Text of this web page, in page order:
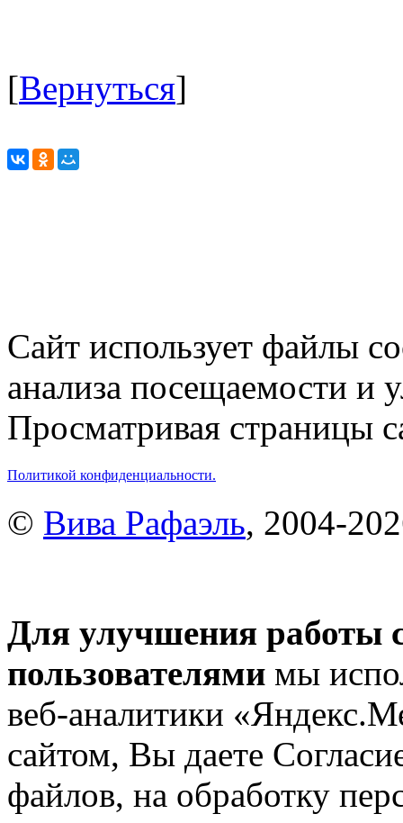
[Вернуться]
Сайт использует файлы
анализа посещаемости и
Просматривая страницы
Политикой конфиденциальности.
© Вива Рафаэль, 2004-
Для улучшения работы
пользователями мы
веб-аналитики
сайтом, Вы даете
файлов, на обработку